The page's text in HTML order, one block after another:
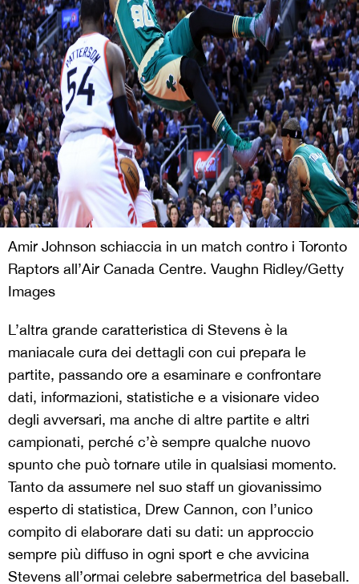
Amir Johnson schiaccia in un match contro i Toronto
Raptors all’Air Canada Centre. Vaughn Ridley/Getty
Images
L’altra grande caratteristica di Stevens è la
maniacale cura dei dettagli con cui prepara le
partite, passando ore a esaminare e confrontare
dati, informazioni, statistiche e a visionare video
degli avversari, ma anche di altre partite e altri
campionati, perché c’è sempre qualche nuovo
spunto che può tornare utile in qualsiasi momento.
Tanto da assumere nel suo staff un giovanissimo
esperto di statistica, Drew Cannon, con l’unico
compito di elaborare dati su dati: un approccio
sempre più diffuso in ogni sport e che avvicina
Stevens all’ormai celebre sabermetrica del baseball.